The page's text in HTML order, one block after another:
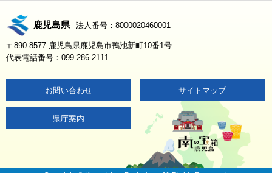
鹿児島県 法人番号：8000020460001
〒890-8577 鹿児島県鹿児島市鴨池新町10番1号
代表電話番号：099-286-2111
お問い合わせ サイトマップ
県庁案内